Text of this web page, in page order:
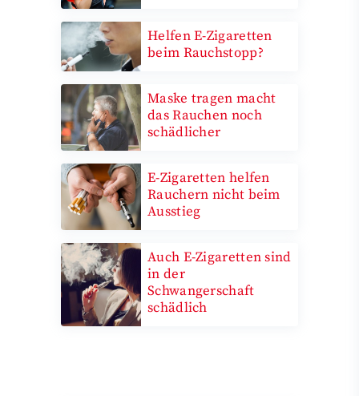
Helfen E-Zigaretten
beim Rauchstopp?
Maske tragen macht
das Rauchen noch
schädlicher
E-Zigaretten helfen
Rauchern nicht beim
Ausstieg
Auch E-Zigaretten sind
in der
Schwangerschaft
schädlich